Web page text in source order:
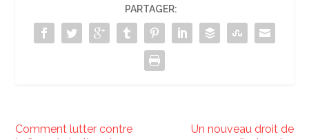
PARTAGER:
Comment lutter contre
Un nouveau droit de